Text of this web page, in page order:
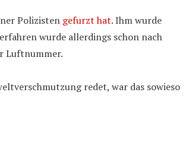
Polizisten gefurzt hat. Ihm wurde
wurde allerdings schon nach
Luftnummer.
redet, war das sowieso